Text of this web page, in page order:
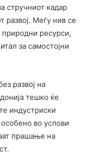
стручниот кадар
развој. Меѓу нив се
ресурси,
за самостојни
развој на
тешко ќе
индустриски
во услови
прашање на